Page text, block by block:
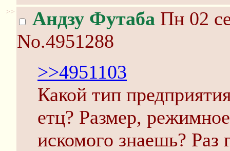
>> Андзу Футаба Пн 02
No.4951288
>>4951103
Какой тип
етц? Размер,
искомого знаешь? Раз